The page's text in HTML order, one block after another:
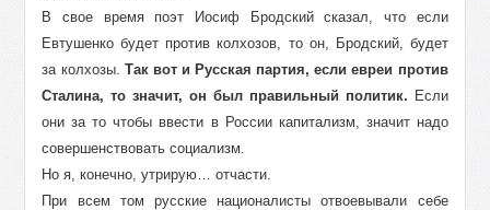
В свое время поэт Иосиф Бродский сказал, что если
Евтушенко будет против колхозов, то он, Бродский, будет
за колхозы. Так вот и Русская партия, если евреи против
Сталина, то значит, он был правильный политик. Если
они за то чтобы ввести в России капитализм, значит надо
совершенствовать социализм.
Но я, конечно, утрирую… отчасти.
При всем том русские националисты отвоевывали себе